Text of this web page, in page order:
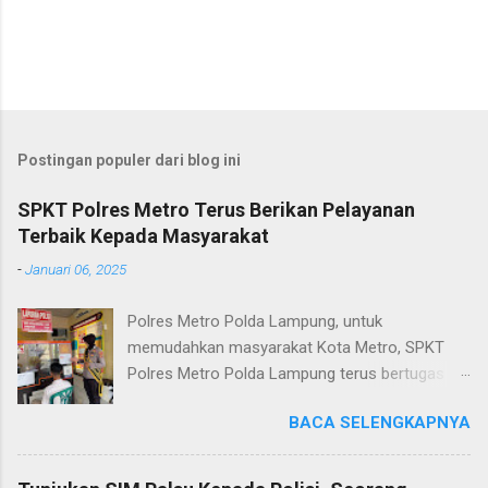
Postingan populer dari blog ini
SPKT Polres Metro Terus Berikan Pelayanan
Terbaik Kepada Masyarakat
-Januari 06, 2025
Polres Metro Polda Lampung, untuk
memudahkan masyarakat Kota Metro, SPKT
Polres Metro Polda Lampung terus bertugas
terkait layanan pengaduan, pelayanan SKCK dan
pelayanan Identifikasi sidik jari secara terpadu
kepada masyarakat. Senin (06/01/2025) Dalam
BACA SELENGKAPNYA